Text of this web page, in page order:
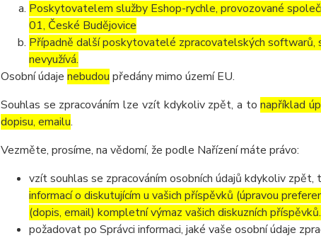
Poskytovatelem služby Eshop-rychle, provozované
01, České Budějovice
Případně další poskytovatelé zpracovatelských softwarů,
nevyužívá.
Osobní údaje nebudou předány mimo území EU.
Souhlas se zpracováním lze vzít kdykoliv zpět, a tonapříklad
dopisu, emailu.
Vezměte, prosíme, na vědomí, že podle Nařízení máte právo:
vzít souhlas se zpracováním osobních údajů kdykoliv
informací o diskutujícím u vašich příspěvků (úpravou
(dopis, email) kompletní výmaz vašich diskuzních příspěvků.
požadovat po Správci informaci, jaké vaše osobní údaje